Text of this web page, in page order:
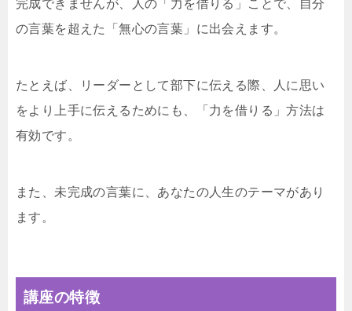
完成できませんが、人の「力を借りる」ことで、自分
の言葉を超えた「無心の言葉」に出会えます。
たとえば、リーダーとして部下に伝える際、人に思い
をより上手に伝えるためにも、「力を借りる」方法は
有効です。
また、未完成の言葉に、あなたの人生のテーマがあり
ます。
講座の特徴